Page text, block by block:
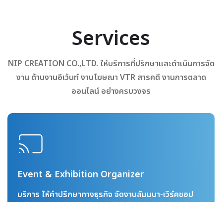
Services
NIP CREATION CO.,LTD. ให้บริการที่ปรึกษาและดำเนินการจัด
งาน ด้านงานอีเว้นท์ งานโฆษณา VTR สารคดี งานการตลาด
ออนไลน์ อย่างครบวงจร
Event & Exhibition Organizer
บริการ ให้คำปรึกษาทางธุรกิจ จัดงานสัมมนา-เวิร์คชอป